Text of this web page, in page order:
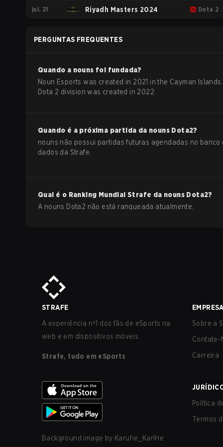
jul. 21 Riyadh Masters 2024 Dota 2
PERGUNTAS FREQUENTES
Quando a nouns foi fundada?
Noun Esports was created in 2021 in the Cayman
Dota 2 division was created in 2022.
Quando é a próxima partida da nouns Dota2?
nouns não possui partidas futuras agendadas no banco
dados da Strafe.
Qual é o Ranking Mundial Strafe da nouns Dota2?
A nouns Dota2 não está ranqueada atualmente.
STRAFE
A experiência nº1 dos fãs de eSports na
web e em dispositivos móveis.
Strafe, tudo em eSports
Background image by Karuhe_KarlHe
EMPRESA
Sobre a
Contate-
Carreira
Política
Termos